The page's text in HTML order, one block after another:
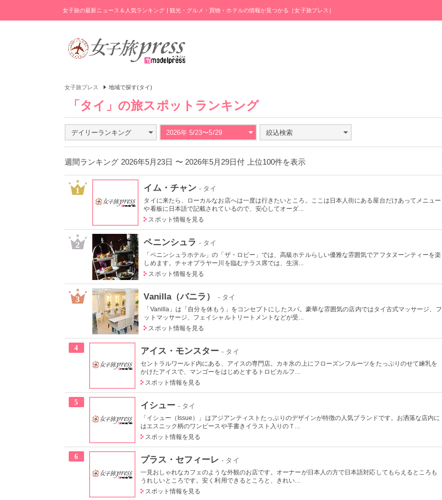
女子旅の最新ニュース＆人気ランキング | 観光・グルメ・買物・ホテルの情報が見つかる［女子旅プレス］
女子旅プレス 地域で探す(タイ)
「タイ」の旅スポットランキング
デイリーランキング 2026年 5/23〜5/29 絞込検索
週間ランキング 2026年5月23日 〜 2026年5月29日付 上位100件を表示
1 イム・チャン - タイ
タイに来たら、ローカルなお店へは一度は行きたいところ。ここは日本人街にある屋台だけあってメニュー
や看板に日本語で記載されているので、安心してオーダ...
スポット情報を見る
2 ペニンシュラ - タイ
「ペニンシュラホテル」の「ザ・ロビー」では、高級ホテルらしい優雅な雰囲気でアフタヌーンティーを楽
しめます。チャオプラヤー川を臨むテラス席では、生演...
スポット情報を見る
3 Vanilla（バニラ） - タイ
「Vanilla」は「自分を休もう」をコンセプトにしたスパ。豪華な雰囲気の店内ではタイ古式マッサージ、フ
ットマッサージ、フェイシャルトリートメントなどが受...
スポット情報を見る
4 アイス・モンスター - タイ
セントラルワールド内にある、アイスの専門店。カキ氷の上にフローズンフルーツをたっぷりのせて練乳を
かけたアイスで、マンゴーをはじめとするトロピカルフ...
スポット情報を見る
5 イシュー - タイ
「イシュー（Issue）」はアジアンティストたっぷりのデザインが特徴の人気ブランドです。お洒落な店内に
はエスニック柄のワンピースや手書きイラスト入りのＴ...
スポット情報を見る
6 プラス・セフィーレ - タイ
一見おしゃれなカフェのような外観のお店です。オーナーが日本人の方で日本語対応してもらえるところも
うれしいところです。安く利用できるところと、きれい...
スポット情報を見る